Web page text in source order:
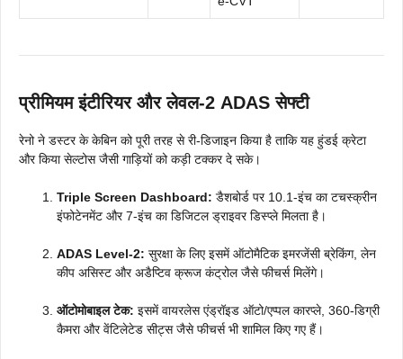
प्रीमियम इंटीरियर और लेवल-2 ADAS सेफ्टी
रेनो ने डस्टर के केबिन को पूरी तरह से री-डिजाइन किया है ताकि यह हुंडई क्रेटा
और किया सेल्टोस जैसी गाड़ियों को कड़ी टक्कर दे सके।
Triple Screen Dashboard: डैशबोर्ड पर 10.1-इंच का टचस्क्रीन
इंफोटेनमेंट और 7-इंच का डिजिटल ड्राइवर डिस्प्ले मिलता है।
ADAS Level-2: सुरक्षा के लिए इसमें ऑटोमैटिक इमरजेंसी ब्रेकिंग, लेन
कीप असिस्ट और अडैप्टिव क्रूज कंट्रोल जैसे फीचर्स मिलेंगे।
ऑटोमोबाइल टेक: इसमें वायरलेस एंड्रॉइड ऑटो/एप्पल कारप्ले, 360-डिग्री
कैमरा और वेंटिलेटेड सीट्स जैसे फीचर्स भी शामिल किए गए हैं।